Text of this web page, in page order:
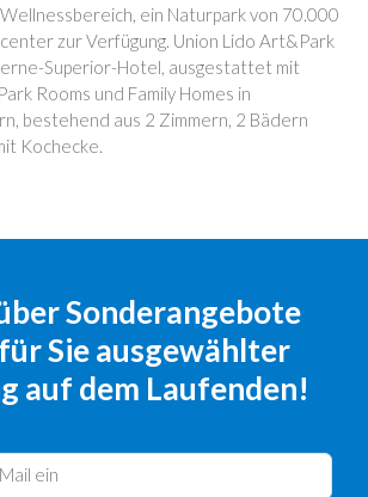
ein Naturpark von 70.000
zur Verfügung. Union Lido Art&Park
Superior-Hotel, ausgestattet mit
Rooms und Family Homes in
bestehend aus 2 Zimmern, 2 Bädern
Kochecke.
Sonderangebote
Sie ausgewählter
auf dem Laufenden!